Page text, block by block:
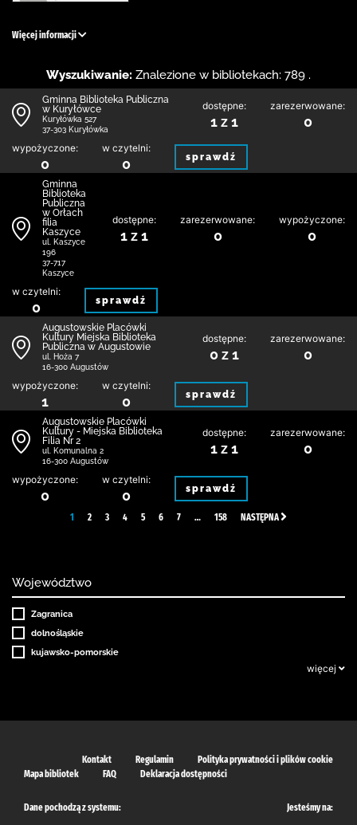
Więcej informacji
Wyszukiwanie: Znalezione w bibliotekach: 789 .
Gminna Biblioteka Publiczna
w Kuryłówce
Kuryłówka 527
37-303 Kuryłówka
dostępne:
1 z 1
zarezerwowane:
0
wypożyczone:
0
w czytelni:
0 sprawdź
Gminna
Biblioteka
Publiczna
w Orłach
filia
Kaszyce
ul. Kaszyce
196
37-717
Kaszyce
dostępne:
1 z 1
zarezerwowane:
0
wypożyczone:
0
w czytelni:
0 sprawdź
Augustowskie Placówki
Kultury Miejska Biblioteka
Publiczna w Augustowie
ul. Hoża 7
16-300 Augustów
dostępne:
0 z 1
zarezerwowane:
0
wypożyczone:
1
w czytelni:
0 sprawdź
Augustowskie Placówki
Kultury - Miejska Biblioteka
Filia Nr 2
ul. Komunalna 2
16-300 Augustów
dostępne:
1 z 1
zarezerwowane:
0
wypożyczone:
0
w czytelni:
0 sprawdź
1 2 3 4 5 6 7 … 158 NASTĘPNA
Województwo
Zagranica
dolnośląskie
kujawsko-pomorskie
więcej
Kontakt Regulamin
Polityka prywatności i plików cookie
Mapa bibliotek
FAQ Deklaracja dostępności
Dane pochodzą z systemu: Jesteśmy na: